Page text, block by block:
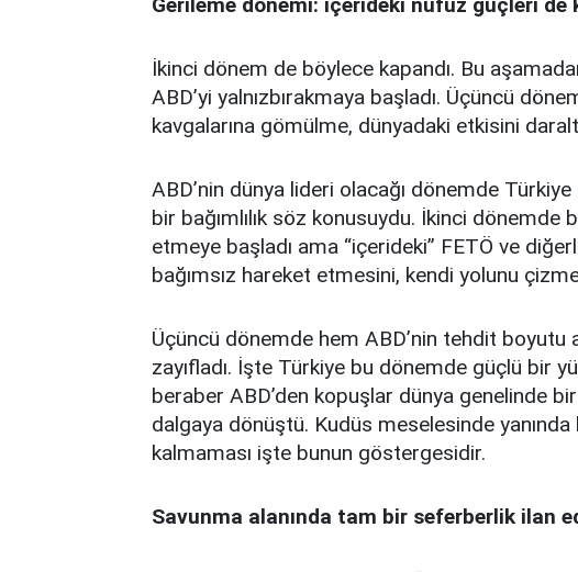
İkinci dönem de böylece kapandı. Bu
ABD’yi yalnızbırakmaya başladı. Üçüncü
kavgalarına gömülme, dünyadaki etkisini
ABD’nin dünya lideri olacağı dönemde
bir bağımlılık söz konusuydu. İkinci
etmeye başladı ama “içerideki” FETÖ ve
bağımsız hareket etmesini, kendi yolunu
Üçüncü dönemde hem ABD’nin tehdit
zayıfladı. İşte Türkiye bu dönemde güçlü bir
beraber ABD’den kopuşlar dünya genelinde
dalgaya dönüştü. Kudüs meselesinde yanında
kalmaması işte bunun göstergesidir.
Savunma alanında tam bir seferberlik ilan